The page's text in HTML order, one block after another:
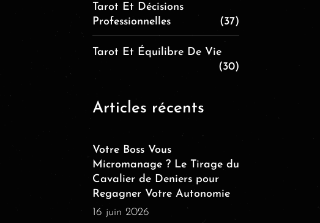
Tarot Et Décisions
Professionnelles
(37)
Tarot Et Équilibre De Vie
(30)
Articles récents
Votre Boss Vous
Micromanage ? Le Tirage du
Cavalier de Deniers pour
Regagner Votre Autonomie
16 juin 2026